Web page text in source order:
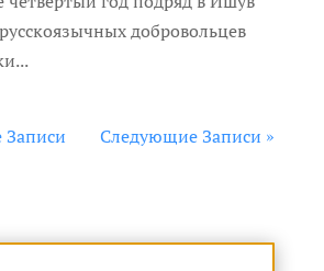
добровольцев
Следующие Записи »